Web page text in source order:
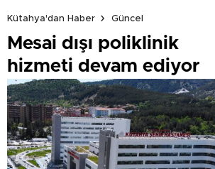
Kütahya'dan Haber
Güncel
Mesai dışı poliklinik
hizmeti devam ediyor